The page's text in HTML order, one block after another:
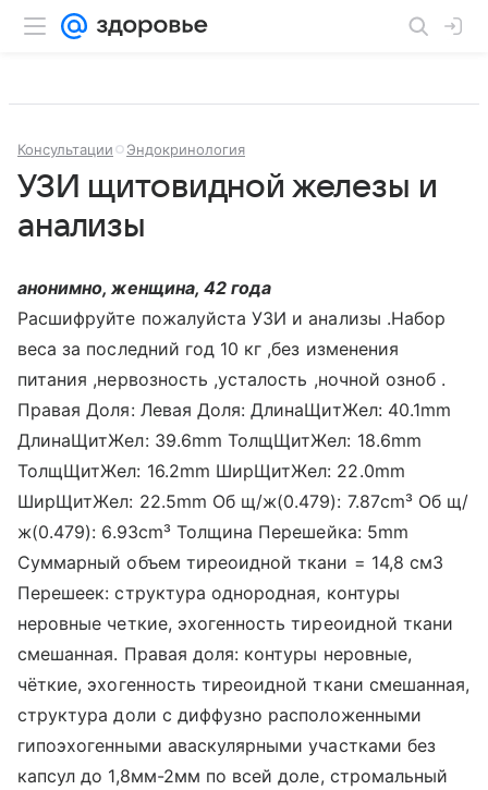
Консультации Эндокринология
УЗИ щитовидной железы и
анализы
анонимно, женщина, 42 года
Расшифруйте пожалуйста УЗИ и анализы .Набор
веса за последний год 10 кг ,без изменения
питания ,нервозность ,усталость ,ночной озноб .
Правая Доля: Левая Доля: ДлинаЩитЖел: 40.1mm
ДлинаЩитЖел: 39.6mm ТолщЩитЖел: 18.6mm
ТолщЩитЖел: 16.2mm ШирЩитЖел: 22.0mm
ШирЩитЖел: 22.5mm Об щ/ж(0.479): 7.87cm³ Об щ/
ж(0.479): 6.93cm³ Толщина Перешейка: 5mm
Суммарный объем тиреоидной ткани = 14,8 см3
Перешеек: структура однородная, контуры
неровные четкие, эхогенность тиреоидной ткани
смешанная. Правая доля: контуры неровные,
чёткие, эхогенность тиреоидной ткани смешанная,
структура доли с диффузно расположенными
гипоэхогенными аваскулярными участками без
капсул до 1,8мм-2мм по всей доле, стромальный